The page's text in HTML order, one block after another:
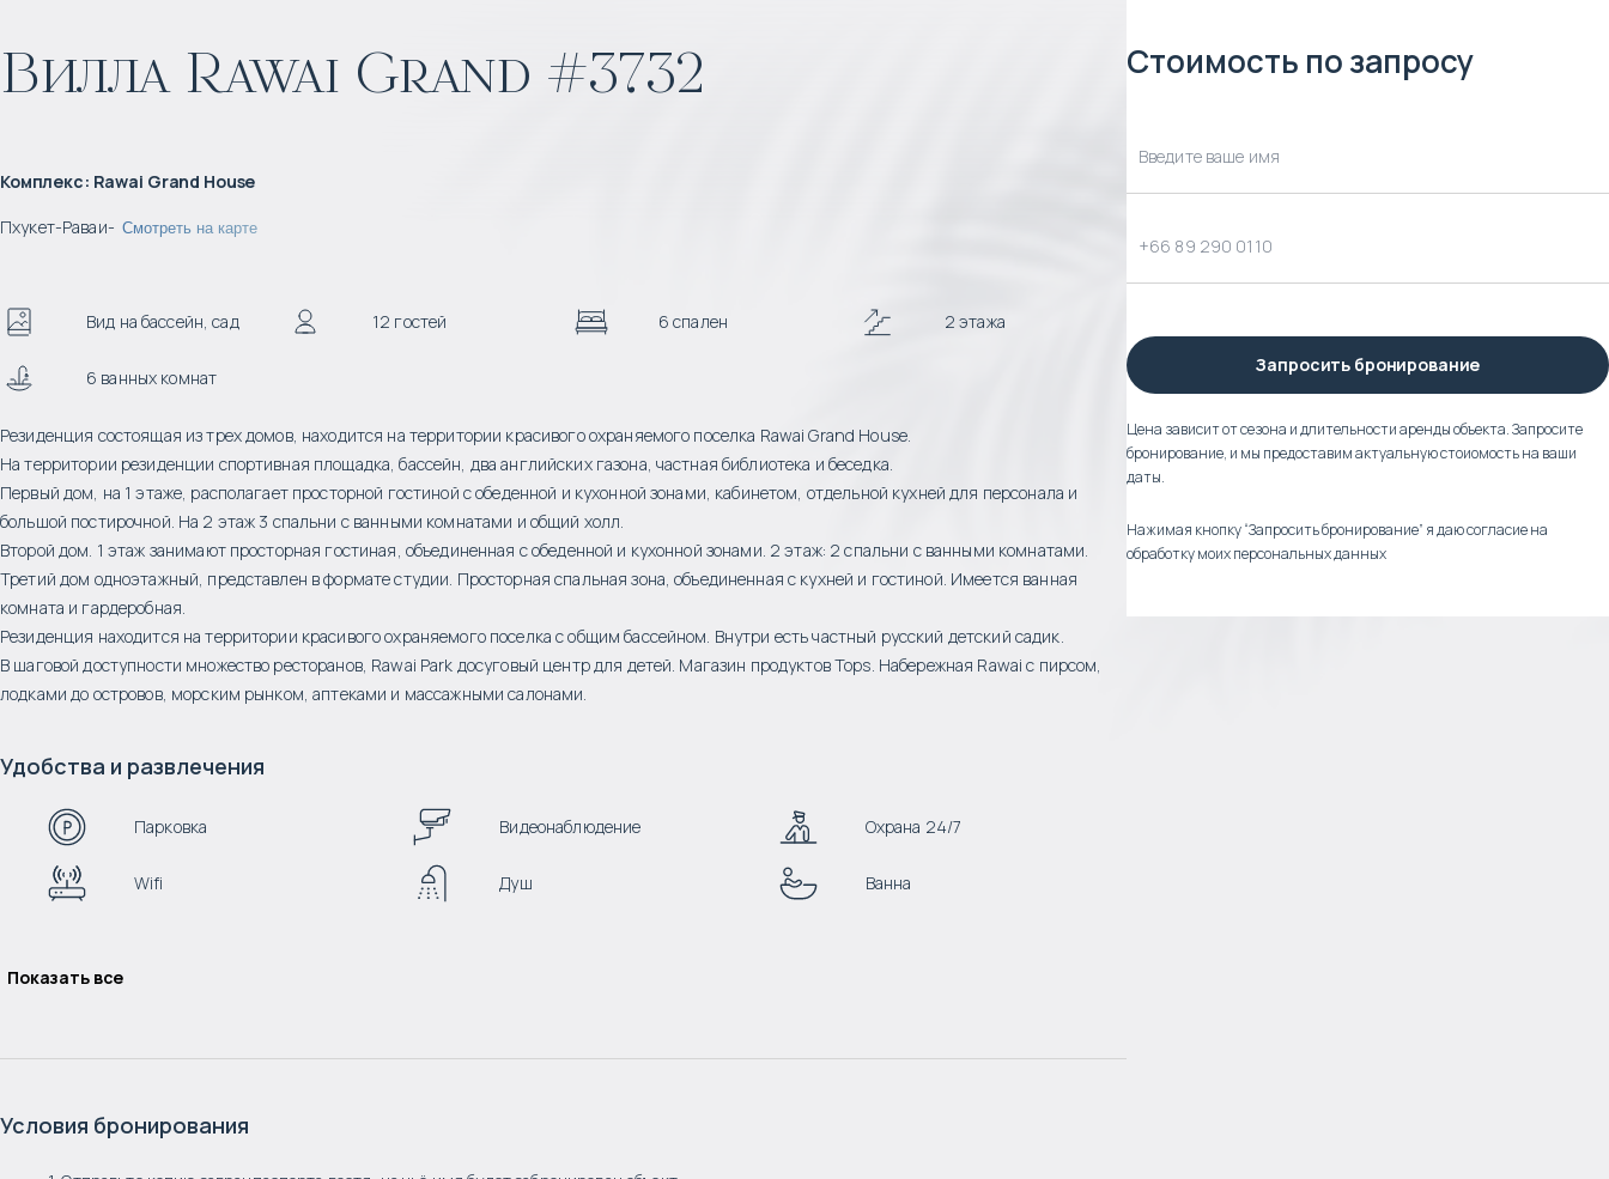
Вилла Rawai Grand #3732
Комплекс: Rawai Grand House
Пхукет-Раваи- Смотреть на карте
Вид на бассейн, сад 12 гостей 6 спален 2 этажа
6 ванных комнат
Резиденция состоящая из трех домов, находится на территории красивого охраняемого поселка Rawai Grand House.
На территории резиденции спортивная площадка, бассейн, два английских газона, частная библиотека и беседка.
Первый дом, на 1 этаже, располагает просторной гостиной с обеденной и кухонной зонами, кабинетом, отдельной кухней для персонала и
большой постирочной. На 2 этаж 3 спальни с ванными комнатами и общий холл.
Второй дом. 1 этаж занимают просторная гостиная, объединенная с обеденной и кухонной зонами. 2 этаж: 2 спальни с ванными комнатами.
Третий дом одноэтажный, представлен в формате студии. Просторная спальная зона, объединенная с кухней и гостиной. Имеется ванная
комната и гардеробная.
Резиденция находится на территории красивого охраняемого поселка с общим бассейном. Внутри есть частный русский детский садик.
В шаговой доступности множество ресторанов, Rawai Park досуговый центр для детей. Магазин продуктов Tops. Набережная Rawai с пирсом,
лодками до островов, морским рынком, аптеками и массажными салонами.
Удобства и развлечения
Парковка Видеонаблюдение Охрана 24/7
Wifi Душ Ванна
Показать все
Условия бронирования
Стоимость по запросу
Запросить бронирование
Цена зависит от сезона и длительности аренды объекта. Запросите
бронирование, и мы предоставим актуальную стоиомость на ваши
даты.
Нажимая кнопку “Запросить бронирование” я даю согласие на
обработку моих персональных данных